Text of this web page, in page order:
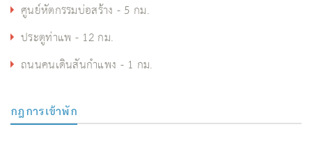
ศูนย์หัตกรรมบ่อสร้าง - 5 กม.
ประตูท่าแพ - 12 กม.
ถนนคนเดินสันกำแพง - 1 กม.
กฎการเข้าพัก